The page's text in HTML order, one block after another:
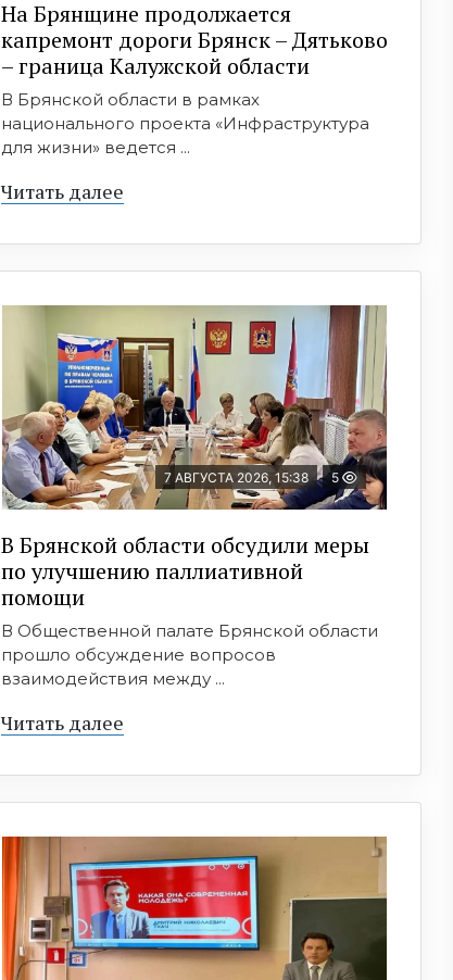
На Брянщине продолжается
капремонт дороги Брянск – Дятьково
– граница Калужской области
В Брянской области в рамках
национального проекта «Инфраструктура
для жизни» ведется ...
Читать далее
7 АВГУСТА 2026, 15:38 5
В Брянской области обсудили меры
по улучшению паллиативной
помощи
В Общественной палате Брянской области
прошло обсуждение вопросов
взаимодействия между ...
Читать далее